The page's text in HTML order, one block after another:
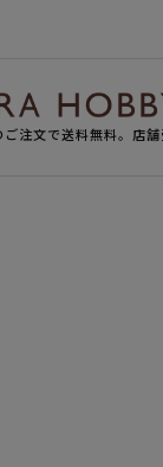
注文で送料無料。店舗